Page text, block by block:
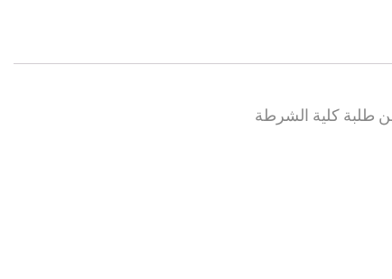
من طلبة كلية الشرطة